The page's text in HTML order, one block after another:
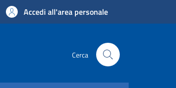
Accedi all'area personale
Cerca